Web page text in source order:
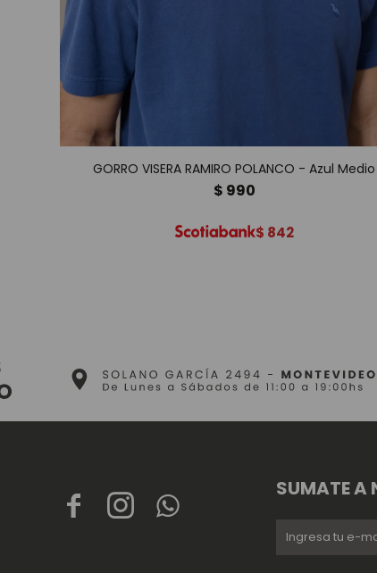
GORRO VISERA RAMIRO POLANCO - Azul Medio
$ 990
$ 842
  
SUMATE A